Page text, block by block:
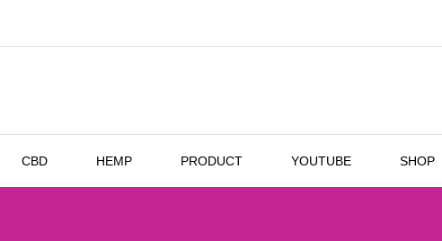
CBD HEMP PRODUCT YOUTUBE SHOP